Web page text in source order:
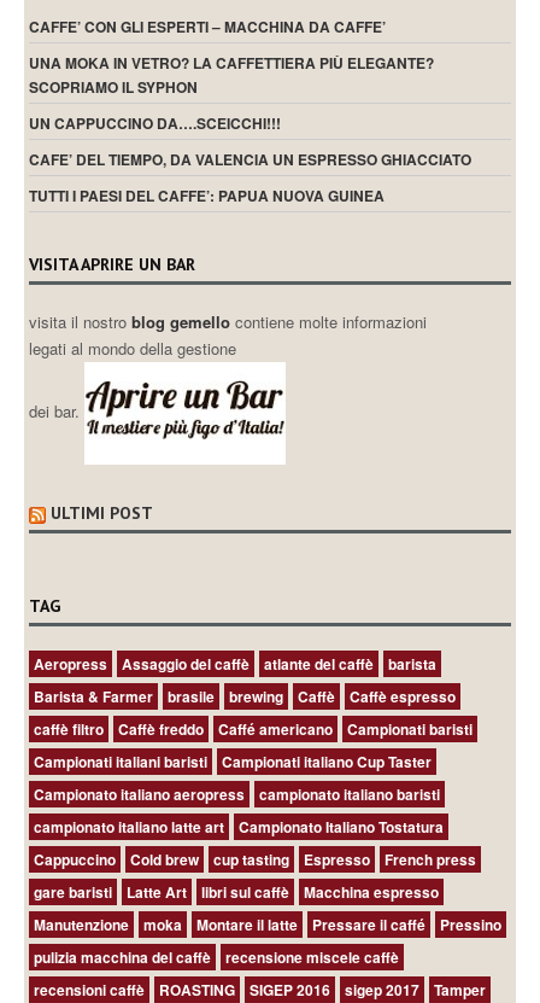
CAFFE’ CON GLI ESPERTI – MACCHINA DA CAFFE’
UNA MOKA IN VETRO? LA CAFFETTIERA PIÙ ELEGANTE?
SCOPRIAMO IL SYPHON
UN CAPPUCCINO DA….SCEICCHI!!!
CAFE’ DEL TIEMPO, DA VALENCIA UN ESPRESSO GHIACCIATO
TUTTI I PAESI DEL CAFFE’: PAPUA NUOVA GUINEA
VISITA APRIRE UN BAR
visita il nostroblog gemellocontiene molte informazioni
legati al mondo della gestione
dei bar.
ULTIMI POST
TAG
Aeropress Assaggio del caffè atlante del caffè
barista
Barista & Farmer
brasile brewing Caffè
Caffè espresso
caffè filtro
Caffè freddo Caffé americano
Campionati baristi
Campionati italiani baristi
Campionati italiano Cup Taster
Campionato italiano aeropress
campionato italiano baristi
campionato italiano latte art
Campionato Italiano Tostatura
Cappuccino
Cold brew cup tasting Espresso
French press
gare baristi
Latte Art libri sul caffè
Macchina espresso
Manutenzione
moka Montare il latte Pressare il caffé
Pressino
pulizia macchina del caffè
recensione miscele caffè
recensioni caffè
ROASTING SIGEP 2016 sigep 2017
Tamper